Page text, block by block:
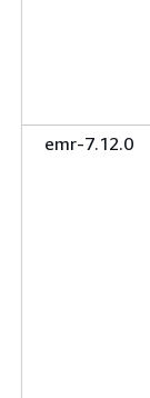
emr-7.12.0